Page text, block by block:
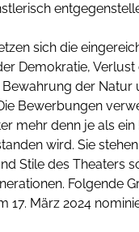
sich die
Demokratie,
Bewahrung der
Bewerbungen
mehr denn je als
wird. Sie
Stile des Theaters
Folgende
17. März 2024